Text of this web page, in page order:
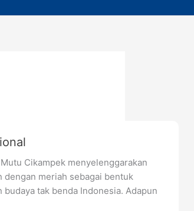
Cikampek menyelenggarakan
dengan meriah sebagai bentuk
tak benda Indonesia. Adapun